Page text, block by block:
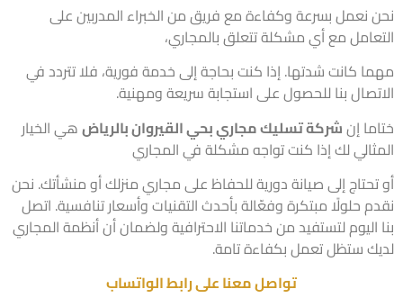
نعمل بسرعة وكفاءة مع فريق من الخبراء المدربين على
مع أي مشكلة تتعلق بالمجاري،
كانت شدتها. إذا كنت بحاجة إلى خدمة فورية، فلا تتردد في
بنا للحصول على استجابة سريعة ومهنية.
إنشركة تسليك مجاري بحي القيروان بالرياضهي الخيار
لك إذا كنت تواجه مشكلة في المجاري
إلى صيانة دورية للحفاظ على مجاري منزلك أو منشأتك. نحن
حلولًا مبتكرة وفعّالة بأحدث التقنيات وأسعار تنافسية. اتصل
لتستفيد من خدماتنا الاحترافية ولضمان أن أنظمة المجاري
ستظل تعمل بكفاءة تامة.
تواصل معنا على رابط الواتساب